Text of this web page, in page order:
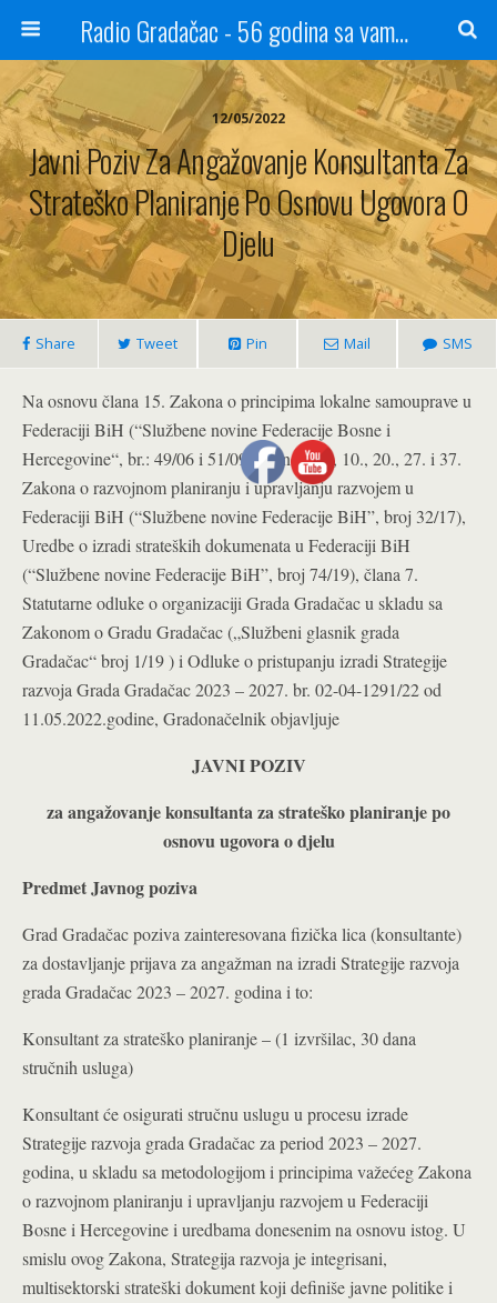
Radio Gradačac - 56 godina sa vama...
12/05/2022
Javni Poziv Za Angažovanje Konsultanta Za
Strateško Planiranje Po Osnovu Ugovora O
Djelu
Share Tweet Pin Mail SMS
Na osnovu člana 15. Zakona o principima lokalne samouprave u
Federaciji BiH (“Službene novine Federacije Bosne i
Hercegovine“, br.: 49/06 i 51/09), članova 5., 10., 20., 27. i 37.
Zakona o razvojnom planiranju i upravljanju razvojem u
Federaciji BiH (“Službene novine Federacije BiH”, broj 32/17),
Uredbe o izradi strateških dokumenata u Federaciji BiH
(“Službene novine Federacije BiH”, broj 74/19), člana 7.
Statutarne odluke o organizaciji Grada Gradačac u skladu sa
Zakonom o Gradu Gradačac („Službeni glasnik grada
Gradačac“ broj 1/19 ) i Odluke o pristupanju izradi Strategije
razvoja Grada Gradačac 2023 – 2027. br. 02-04-1291/22 od
11.05.2022.godine, Gradonačelnik objavljuje
JAVNI POZIV
za angažovanje konsultanta za strateško planiranje po
osnovu ugovora o djelu
Predmet Javnog poziva
Grad Gradačac poziva zainteresovana fizička lica (konsultante)
za dostavljanje prijava za angažman na izradi Strategije razvoja
grada Gradačac 2023 – 2027. godina i to:
Konsultant za strateško planiranje – (1 izvršilac, 30 dana
stručnih usluga)
Konsultant će osigurati stručnu uslugu u procesu izrade
Strategije razvoja grada Gradačac za period 2023 – 2027.
godina, u skladu sa metodologijom i principima važećeg Zakona
o razvojnom planiranju i upravljanju razvojem u Federaciji
Bosne i Hercegovine i uredbama donesenim na osnovu istog. U
smislu ovog Zakona, Strategija razvoja je integrisani,
multisektorski strateški dokument koji definiše javne politike i